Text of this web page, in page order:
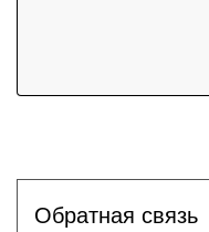
Обратная связь